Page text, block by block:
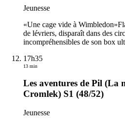
Jeunesse
«Une cage vide à
de lévriers, disparaît dans des
incompréhensibles de son box
17h35
13 min
Les aventures de Pil (La
Cromlek) S1 (48/52)
Jeunesse